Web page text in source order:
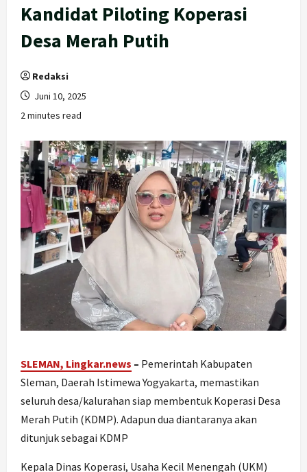
Kandidat Piloting Koperasi
Desa Merah Putih
Redaksi
Juni 10, 2025
2 minutes read
SLEMAN, Lingkar.news – Pemerintah Kabupaten
Sleman, Daerah Istimewa Yogyakarta, memastikan
seluruh desa/kalurahan siap membentuk Koperasi Desa
Merah Putih (KDMP). Adapun dua diantaranya akan
ditunjuk sebagai KDMP
Kepala Dinas Koperasi, Usaha Kecil Menengah (UKM)